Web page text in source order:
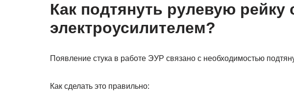
Как подтянуть рулевую рейку
электроусилителем?
Появление стука в работе ЭУР связано с необходимостью
Как сделать это правильно: